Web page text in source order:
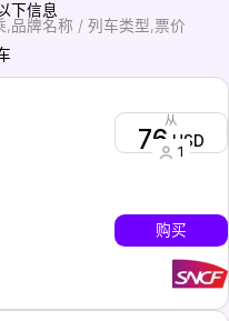
下信息
品牌名称 / 列车类型 票价
从
76USD
1
购买